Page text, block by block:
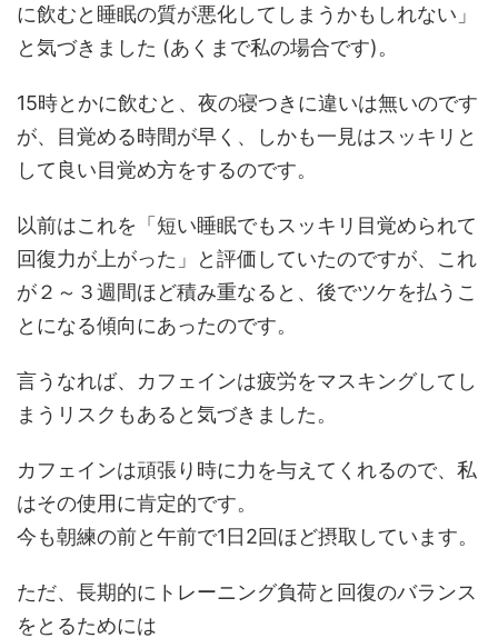
に飲むと睡眠の質が悪化してしまうかもしれない」
と気づきました (あくまで私の場合です)。
15時とかに飲むと、夜の寝つきに違いは無いのです
が、目覚める時間が早く、しかも一見はスッキリと
して良い目覚め方をするのです。
以前はこれを「短い睡眠でもスッキリ目覚められて
回復力が上がった」と評価していたのですが、これ
が２～３週間ほど積み重なると、後でツケを払うこ
とになる傾向にあったのです。
言うなれば、カフェインは疲労をマスキングしてし
まうリスクもあると気づきました。
カフェインは頑張り時に力を与えてくれるので、私
はその使用に肯定的です。
今も朝練の前と午前で1日2回ほど摂取しています。
ただ、長期的にトレーニング負荷と回復のバランス
をとるためには